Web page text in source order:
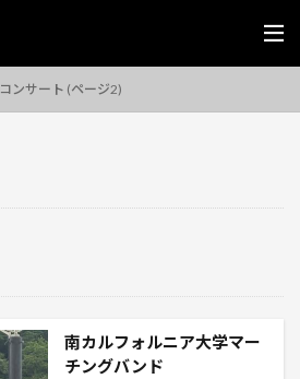
コンサート (ページ2)
南カルフォルニア大学マー
チングバンド